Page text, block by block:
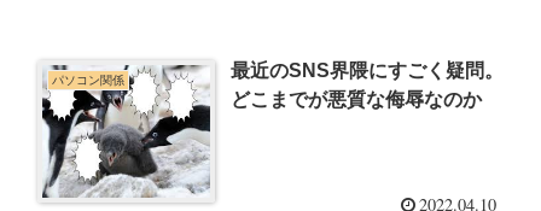
パソコン関係
最近のSNS界隈にすごく疑問。
どこまでが悪質な侮辱なのか
2022.04.10